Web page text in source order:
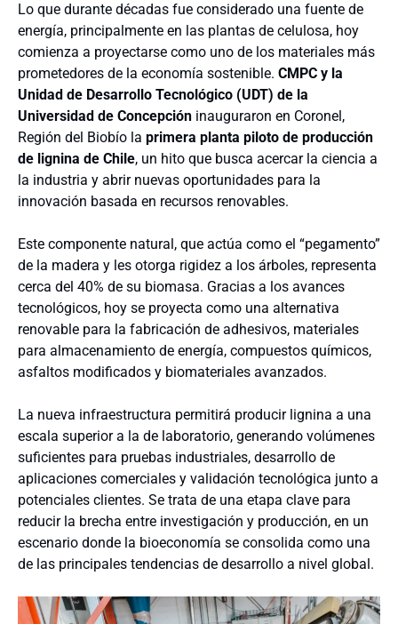
Lo que durante décadas fue considerado una fuente de
energía, principalmente en las plantas de celulosa, hoy
comienza a proyectarse como uno de los materiales más
prometedores de la economía sostenible. CMPC y la
Unidad de Desarrollo Tecnológico (UDT) de la
Universidad de Concepción inauguraron en Coronel,
Región del Biobío la primera planta piloto de producción
de lignina de Chile, un hito que busca acercar la ciencia a
la industria y abrir nuevas oportunidades para la
innovación basada en recursos renovables.
Este componente natural, que actúa como el “pegamento”
de la madera y les otorga rigidez a los árboles, representa
cerca del 40% de su biomasa. Gracias a los avances
tecnológicos, hoy se proyecta como una alternativa
renovable para la fabricación de adhesivos, materiales
para almacenamiento de energía, compuestos químicos,
asfaltos modificados y biomateriales avanzados.
La nueva infraestructura permitirá producir lignina a una
escala superior a la de laboratorio, generando volúmenes
suficientes para pruebas industriales, desarrollo de
aplicaciones comerciales y validación tecnológica junto a
potenciales clientes. Se trata de una etapa clave para
reducir la brecha entre investigación y producción, en un
escenario donde la bioeconomía se consolida como una
de las principales tendencias de desarrollo a nivel global.